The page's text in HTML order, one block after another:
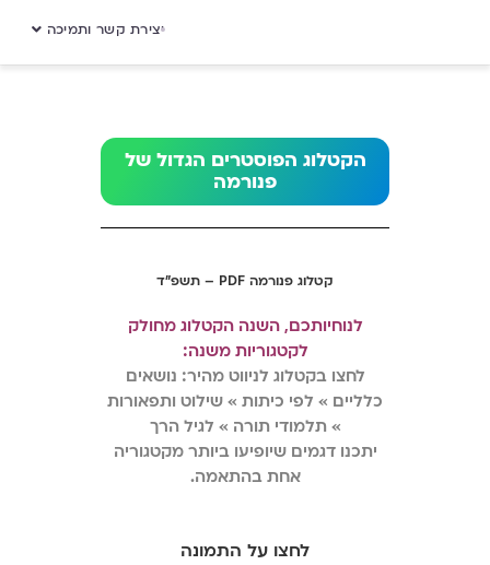
יצירת קשר ותמיכה
הקטלוג הפוסטרים הגדול של
פנורמה
קטלוג פנורמה PDF – תשפ”ד
לנוחיותכם, השנה הקטלוג מחולק
לקטגוריות משנה:
לחצו בקטלוג לניווט מהיר: נושאים
כלליים » לפי כיתות » שילוט ותפאורות
» תלמודי תורה » לגיל הרך
יתכנו דגמים שיופיעו ביותר מקטגוריה
אחת בהתאמה.
לחצו על התמונה